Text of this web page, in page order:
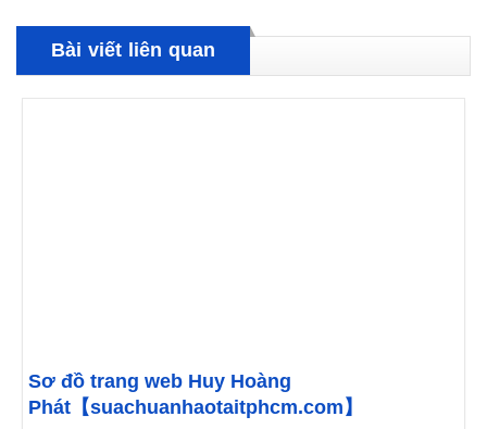
Bài viết liên quan
Sơ đồ trang web Huy Hoàng
Phát【suachuanhaotaitphcm.com】